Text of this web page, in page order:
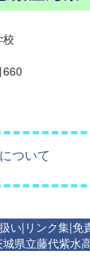
ついて
い| リンク集|免
県立藤代紫水